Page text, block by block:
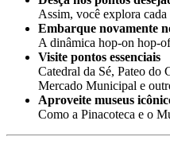
Assim, você explora
Embarque novamente
A dinâmica hop-on hop-
Visite pontos essenciais
Catedral da Sé, Pateo do
Mercado Municipal e
Aproveite museus
Como a Pinacoteca e o